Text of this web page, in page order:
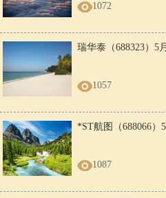
1072
瑞华泰（688323）5
1057
*ST航图（688066）
1087